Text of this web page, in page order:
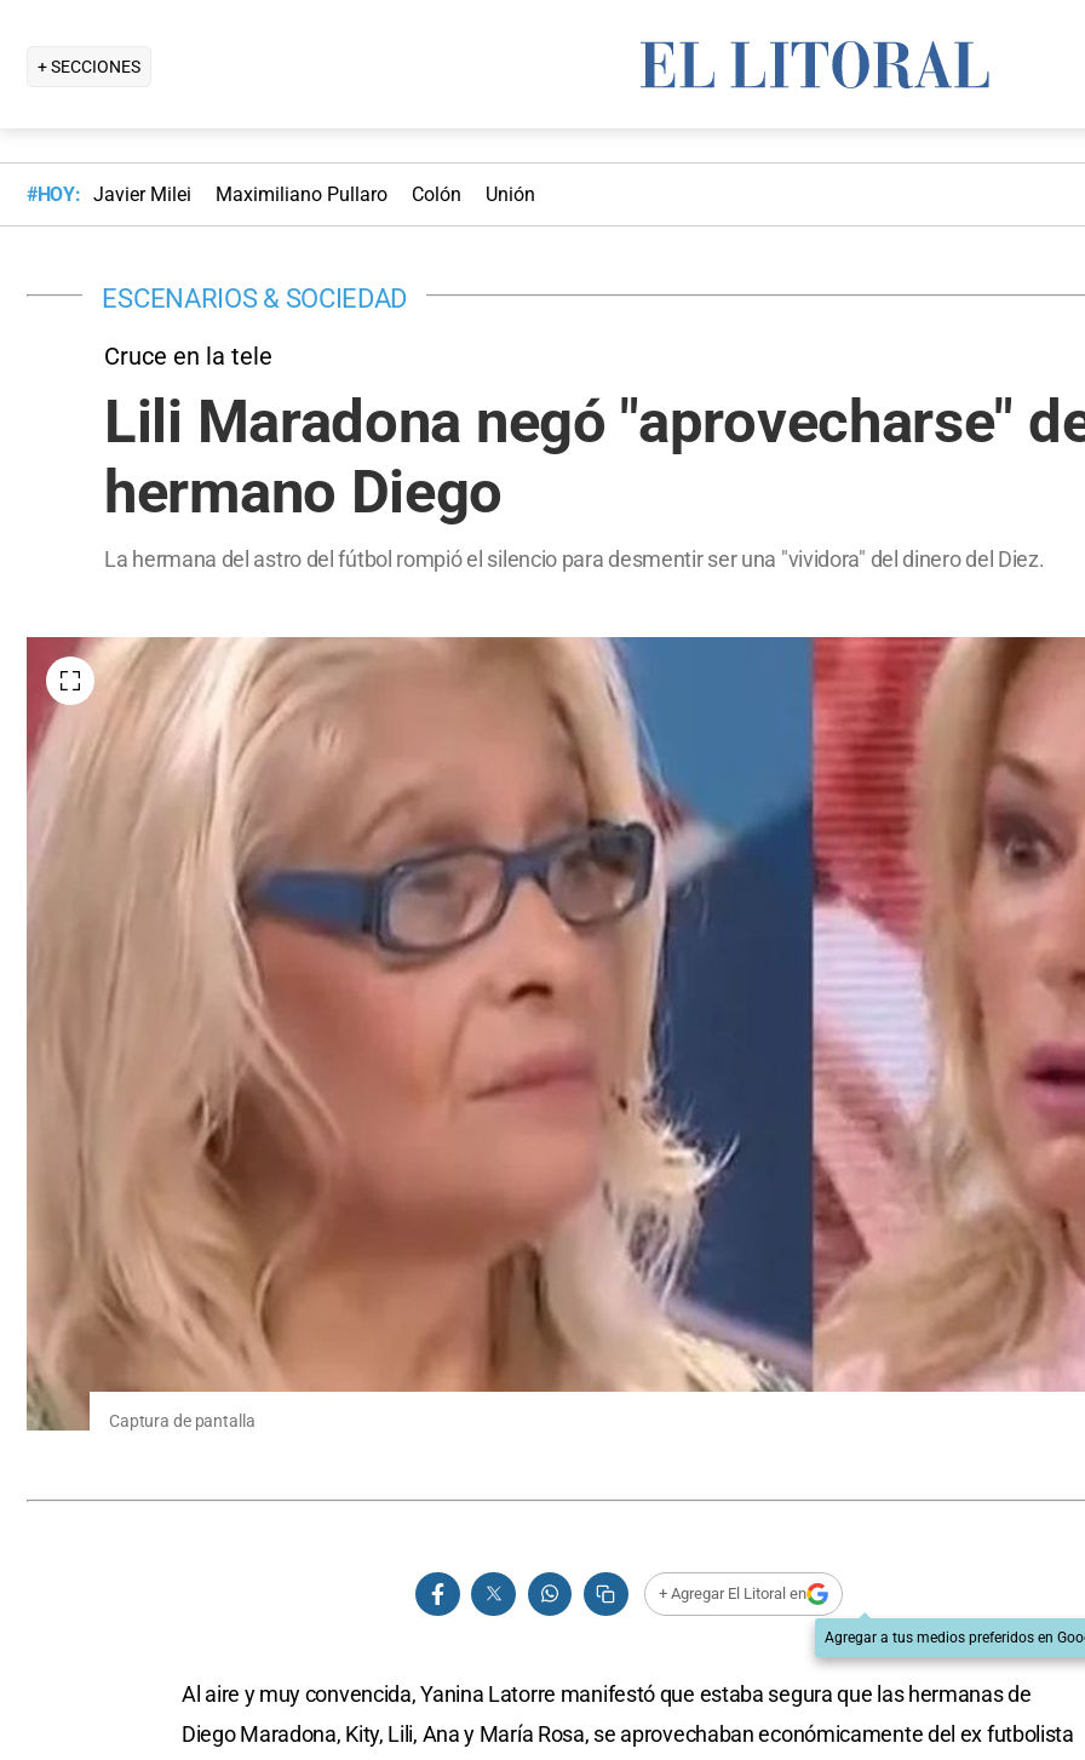
+ SECCIONES
#HOY: Javier Milei Maximiliano Pullaro Colón Unión
ESCENARIOS & SOCIEDAD
Cruce en la tele
Lili Maradona negó "aprovecharse"
hermano Diego
La hermana del astro del fútbol rompió el silencio para desmentir ser una "vividora" del dinero del Diez.
Captura de pantalla
+ Agregar El Litoral en
Agregar a tus medios preferidos en
Al aire y muy convencida, Yanina Latorre manifestó que estaba segura que las hermanas de
Diego Maradona, Kity, Lili, Ana y María Rosa, se aprovechaban económicamente del ex futbolista